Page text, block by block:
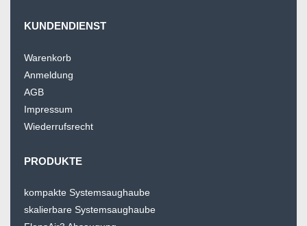
KUNDENDIENST
Warenkorb
Anmeldung
AGB
Impressum
Wiederrufsrecht
PRODUKTE
kompakte Systemsaughaube
skalierbare Systemsaughaube